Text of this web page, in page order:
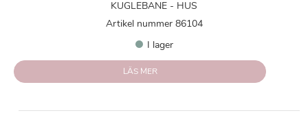
KUGLEBANE - HUS
Artikel nummer 86104
I lager
LÄS MER